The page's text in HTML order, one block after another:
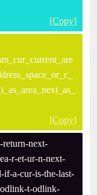
[Copy]
[Copy]
return-next-
r-et-ur-n-next-
if-a-cur-is-the-last-
odlink-t-odlink-